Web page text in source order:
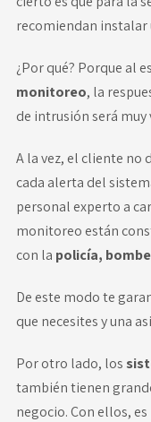
recomiendan instalar
¿Por qué? Porque al
monitoreo, la
de intrusión será muy
A la vez, el cliente
cada alerta del
personal experto a
monitoreo están
con la policía,
De este modo te
que necesites y una
Por otro lado, los
también tienen
negocio. Con ellos,